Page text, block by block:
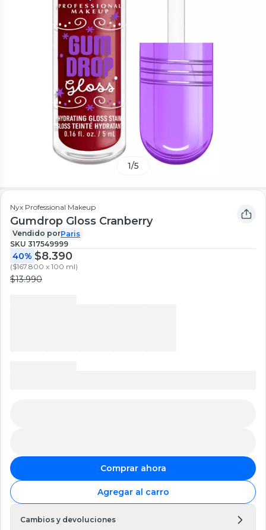
1/5
Nyx Professional Makeup
Gumdrop Gloss Cranberry
Vendido porParis
SKU 317549999
40% $8.390
($167.800 x 100 ml)
$13.990
Comprar ahora
Agregar al carro
Cambios y devoluciones